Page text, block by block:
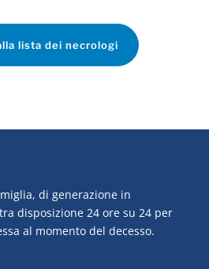
lista dei necrologi
di generazione in
disposizione 24 ore su 24 per
al momento del decesso.